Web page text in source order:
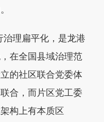
理扁平化，是龙港
在全国县域治理范
的社区联合党委体
合，而片区党工委
构上有本质区